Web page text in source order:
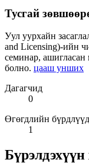
Тусгай
Уул уурхайн
and Licensing)-ийн
семинар, ашигласан
болно. цааш унших
Дагагчид
0
Өгөгдлийн бүрдлүүд
1
Бүрэлдэхүүн